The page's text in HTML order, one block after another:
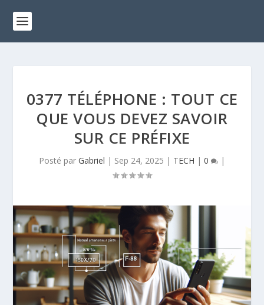
0377 TÉLÉPHONE : TOUT CE
QUE VOUS DEVEZ SAVOIR
SUR CE PRÉFIXE
Posté par Gabriel | Sep 24, 2025 | TECH | 0 |